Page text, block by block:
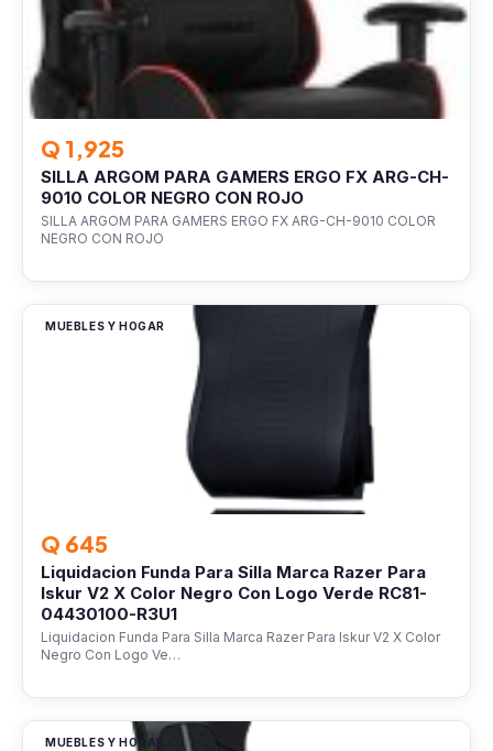
Q 1,925
SILLA ARGOM PARA GAMERS ERGO FX ARG-CH-
9010 COLOR NEGRO CON ROJO
SILLA ARGOM PARA GAMERS ERGO FX ARG-CH-9010 COLOR
NEGRO CON ROJO
MUEBLES Y HOGAR
Q 645
Liquidacion Funda Para Silla Marca Razer Para
Iskur V2 X Color Negro Con Logo Verde RC81-
04430100-R3U1
Liquidacion Funda Para Silla Marca Razer Para Iskur V2 X Color
Negro Con Logo Ve…
MUEBLES Y HOGAR